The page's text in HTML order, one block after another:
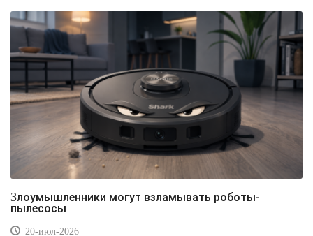
Злоумышленники могут взламывать роботы-
пылесосы
20-июл-2026